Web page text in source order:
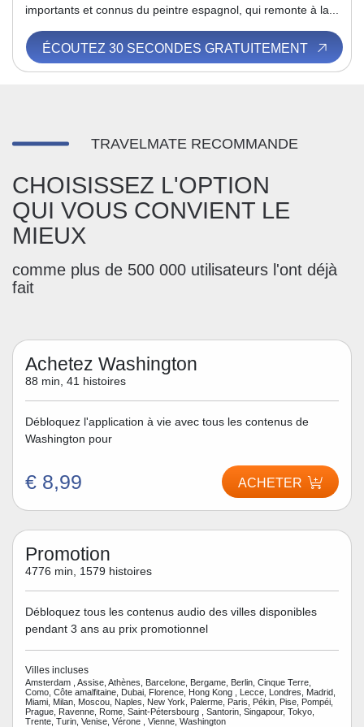
importants et connus du peintre espagnol, qui remonte à la...
ÉCOUTEZ 30 SECONDES GRATUITEMENT
TRAVELMATE RECOMMANDE
CHOISISSEZ L'OPTION
QUI VOUS CONVIENT LE
MIEUX
comme plus de 500 000 utilisateurs l'ont déjà
fait
Achetez Washington
88 min, 41 histoires
Débloquez l'application à vie avec tous les contenus de
Washington pour
€ 8,99 ACHETER
Promotion
4776 min, 1579 histoires
Débloquez tous les contenus audio des villes disponibles
pendant 3 ans au prix promotionnel
Villes incluses
Amsterdam , Assise, Athènes, Barcelone, Bergame, Berlin, Cinque Terre,
Como, Côte amalfitaine, Dubai, Florence, Hong Kong , Lecce, Londres, Madrid,
Miami, Milan, Moscou, Naples, New York, Palerme, Paris, Pékin, Pise, Pompéi,
Prague, Ravenne, Rome, Saint-Pétersbourg , Santorin, Singapour, Tokyo,
Trente, Turin, Venise, Vérone , Vienne, Washington